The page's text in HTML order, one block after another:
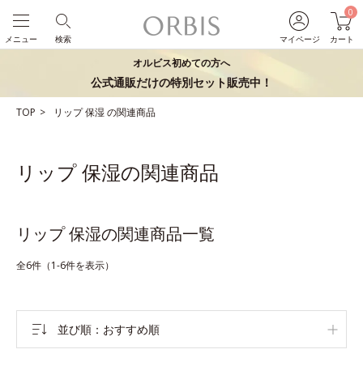
マイページ
0
カート
検索
メニュー
オルビス初めての方へ
公式通販だけの特別セット販売中！
TOP リップ保湿の関連商品
リップ 保湿の関連商品
リップ 保湿の関連商品一覧
全6件（1-6件を表示）
並び順 おすすめ順